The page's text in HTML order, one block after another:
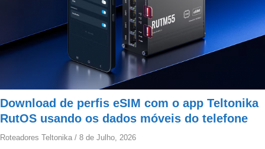
Download de perfis eSIM com o app Teltonika
RutOS usando os dados móveis do telefone
Roteadores Teltonika / 8 de Julho, 2026